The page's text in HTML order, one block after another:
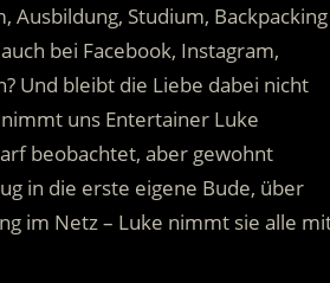
Ausbildung, Studium, Backpacking
bei Facebook, Instagram,
Und bleibt die Liebe dabei nicht
uns Entertainer Luke
beobachtet, aber gewohnt
in die erste eigene Bude, über
im Netz – Luke nimmt sie alle